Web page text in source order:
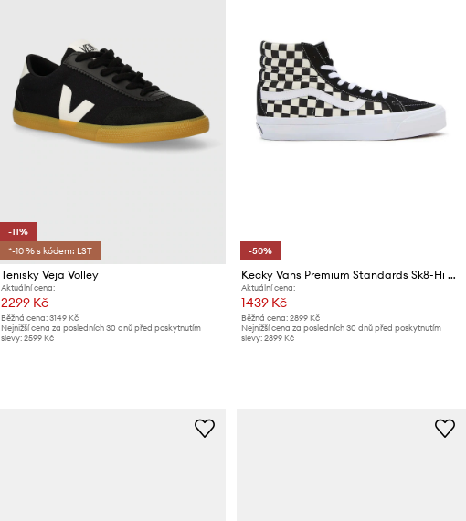
-11%
*-10 % s kódem: LST
Tenisky Veja Volley
Aktuální cena:
2299 Kč
Běžná cena: 3149 Kč
Nejnižší cena za posledních 30 dnů před poskytnutím
slevy: 2599 Kč
-50%
Kecky Vans Premium Standards Sk8-Hi Reissue 38
Aktuální cena:
1439 Kč
Běžná cena: 2899 Kč
Nejnižší cena za posledních 30 dnů před poskytnutím
slevy: 2899 Kč